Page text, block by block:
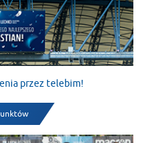
przez telebim!